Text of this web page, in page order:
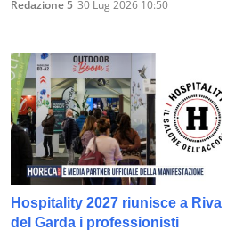
Redazione 5 30 Lug 2026 10:50
Hospitality 2027 riunisce a Riva
del Garda i professionisti